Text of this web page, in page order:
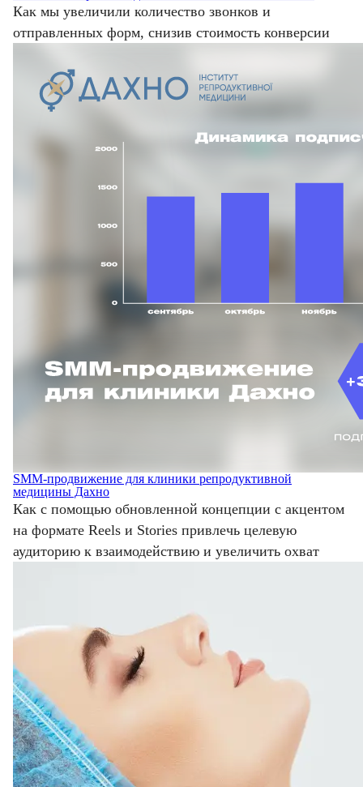
Как мы увеличили количество звонков и
отправленных форм, снизив стоимость конверсии
SMM-продвижение для клиники репродуктивной
медицины Дахно
Как с помощью обновленной концепции с акцентом
на формате Reels и Stories привлечь целевую
аудиторию к взаимодействию и увеличить охват